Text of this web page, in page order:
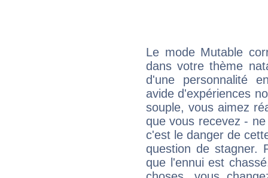
Le mode Mutable
dans votre thème
d'une personnalité
avide d'expériences
souple, vous aimez
que vous recevez -
c'est le danger de
question de stagner.
que l'ennui est